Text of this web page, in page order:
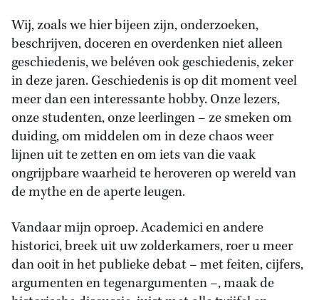
Wij, zoals we hier bijeen zijn, onderzoeken,
beschrijven, doceren en overdenken niet alleen
geschiedenis, we beléven ook geschiedenis, zeker
in deze jaren. Geschiedenis is op dit moment veel
meer dan een interessante hobby. Onze lezers,
onze studenten, onze leerlingen – ze smeken om
duiding, om middelen om in deze chaos weer
lijnen uit te zetten en om iets van die vaak
ongrijpbare waarheid te heroveren op wereld van
de mythe en de aperte leugen.
Vandaar mijn oproep. Academici en andere
historici, breek uit uw zolderkamers, roer u meer
dan ooit in het publieke debat – met feiten, cijfers,
argumenten en tegenargumenten –, maak de